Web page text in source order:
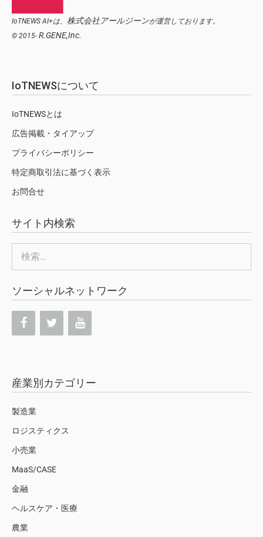
IoTNEWS AI+は、 株式会社アールジーンが運営しております。
© 2015- R.GENE,Inc.
IoTNEWSについて
IoTNEWSとは
広告掲載・タイアップ
プライバシーポリシー
特定商取引法に基づく表示
お問合せ
サイト内検索
索:
ソーシャルネットワーク
産業別カテゴリー
製造業
ロジスティクス
小売業
MaaS/CASE
金融
ヘルスケア・医療
農業